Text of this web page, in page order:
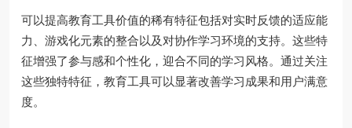
可以提高教育工具价值的稀有特征包括对实时反馈的适应能
力、游戏化元素的整合以及对协作学习环境的支持。这些特
征增强了参与感和个性化，迎合不同的学习风格。通过关注
这些独特特征，教育工具可以显著改善学习成果和用户满意
度。